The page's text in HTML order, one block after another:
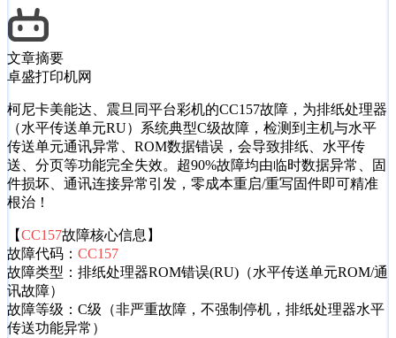
文章摘要
卓盛打印机网
柯尼卡美能达、震旦同平台彩机的CC157故障，为排纸处理器
（水平传送单元RU）系统典型C级故障，检测到主机与水平
传送单元通讯异常、ROM数据错误，会导致排纸、水平传
送、分页等功能完全失效。超90%故障均由临时数据异常、固
件损坏、通讯连接异常引发，零成本重启/重写固件即可精准
根治！
【CC157故障核心信息】
故障代码： CC157
故障类型：排纸处理器ROM错误(RU)（水平传送单元ROM/通
讯故障）
故障等级：C级（非严重故障，不强制停机，排纸处理器水平
传送功能异常）